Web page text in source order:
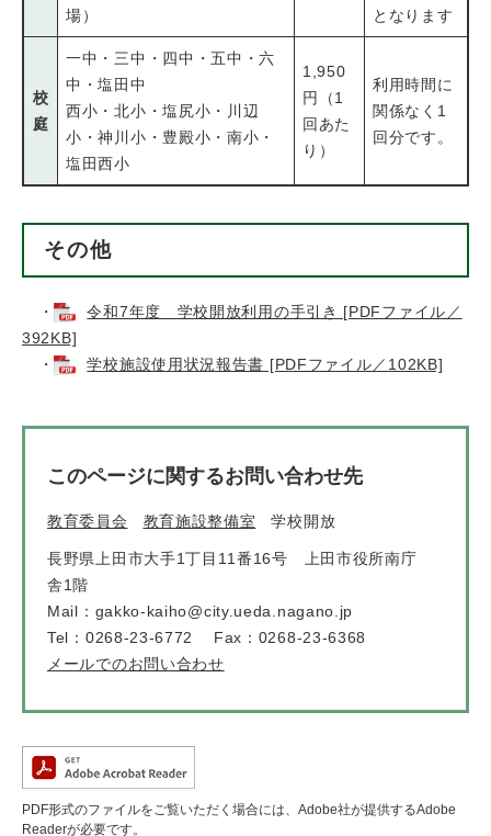
場）
となります
校
庭
一中・三中・四中・五中・六
中・塩田中
西小・北小・塩尻小・川辺
小・神川小・豊殿小・南小・
塩田西小
1,950
円（1
回あた
り）
利用時間に
関係なく1
回分です。
その他
・
令和7年度 学校開放利用の手引き [PDFファイル／
392KB]
・
学校施設使用状況報告書 [PDFファイル／102KB]
このページに関するお問い合わせ先
教育委員会 教育施設整備室 学校開放
長野県上田市大手1丁目11番16号 上田市役所南庁
舎1階
Mail：gakko-kaiho@city.ueda.nagano.jp
Tel：0268-23-6772
Fax：0268-23-6368
メールでのお問い合わせ
PDF形式のファイルをご覧いただく場合には、Adobe社が提供するAdobe
Readerが必要です。